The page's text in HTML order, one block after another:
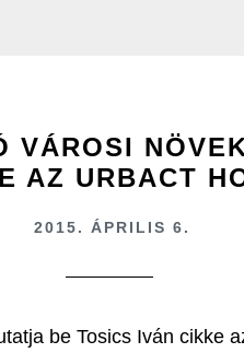
VÁROSI
AZ URBACT
2015. ÁPRILIS 6.
be Tosics Iván cikke